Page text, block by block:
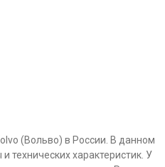
(Вольво) в России. В данном
технических характеристик. У